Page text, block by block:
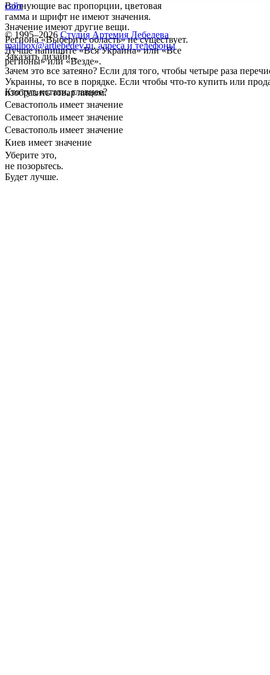
Волнующие вас пропорции, цветовая
гамма и шрифт не имеют значения.
Значение имеют другие вещи.
Региона «Выберите область» не существует.
Лучше напишите «Вся Украина» или «Все
регионы» или «Везде».
Зачем это все затеяно? Если для того, чтобы четыре раза
Украины, то все в порядке. Если чтобы что-то купить или
изобразить товар лицом.
Кто тут, кстати, главнее?
Севастополь имеет значение
Севастополь имеет значение
Севастополь имеет значение
Киев имеет значение
Уберите это,
не позорьтесь.
Будет лучше.
сайт
© 1995–2026 Студия Артемия Лебедева
mailbox@artlebedev.ru, адреса и телефоны
Заказать дизайн...